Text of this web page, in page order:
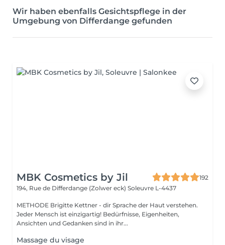
Wir haben ebenfalls Gesichtspflege in der
Umgebung von Differdange gefunden
MBK Cosmetics by Jil
192
194, Rue de Differdange (Zolwer eck) Soleuvre L-4437
METHODE Brigitte Kettner - dir Sprache der Haut verstehen.
Jeder Mensch ist einzigartig! Bedürfnisse, Eigenheiten,
Ansichten und Gedanken sind in ihr...
Massage du visage